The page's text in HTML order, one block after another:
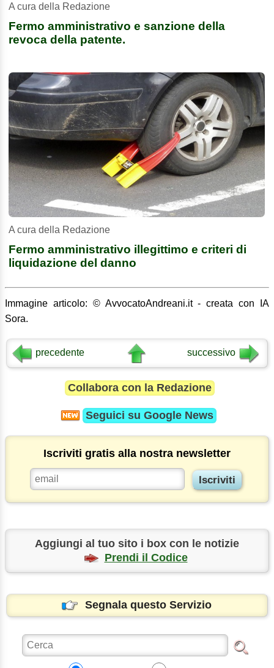
A cura della Redazione
Fermo amministrativo e sanzione della
revoca della patente.
A cura della Redazione
Fermo amministrativo illegittimo e criteri di
liquidazione del danno
Immagine articolo: © AvvocatoAndreani.it - creata con IA
Sora.
precedente successivo
Collabora con la Redazione
Seguici su Google News
Iscriviti gratis alla nostra newsletter
Aggiungi al tuo sito i box con le notizie
Prendi il Codice
Segnala questo Servizio